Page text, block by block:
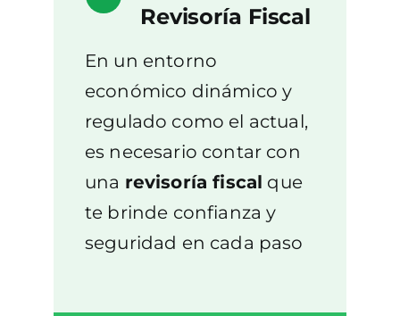
Revisoría Fiscal
En un entorno
económico dinámico y
regulado como el actual,
es necesario contar con
una revisoría fiscal que
te brinde confianza y
seguridad en cada paso